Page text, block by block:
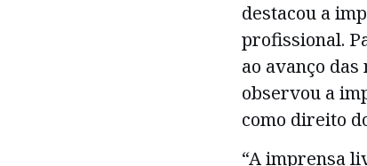
destacou a
profissional.
ao avanço
observou a
como direito
“A imprensa